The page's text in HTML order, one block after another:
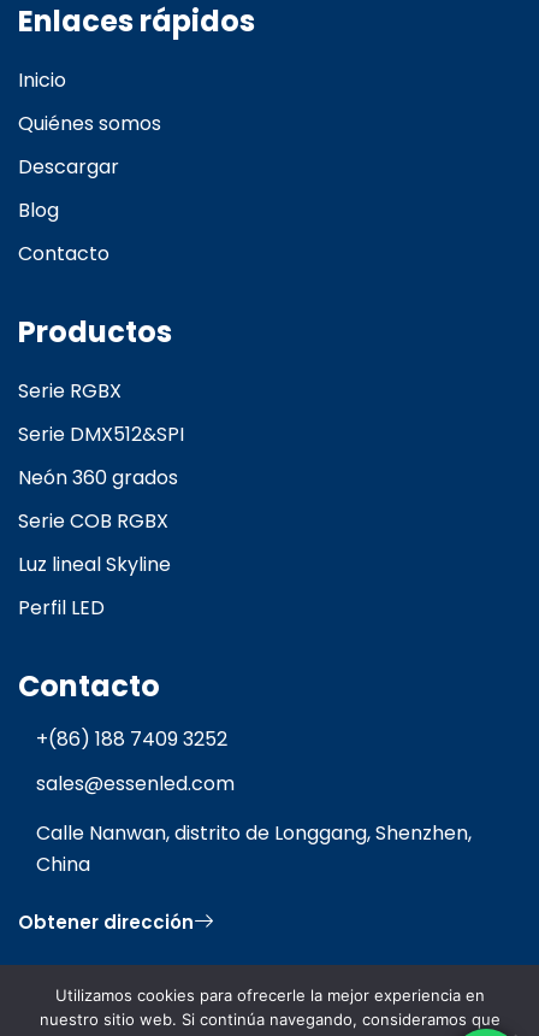
Enlaces rápidos
Inicio
Quiénes somos
Descargar
Blog
Contacto
Productos
Serie RGBX
Serie DMX512&SPI
Neón 360 grados
Serie COB RGBX
Luz lineal Skyline
Perfil LED
Contacto
+(86) 188 7409 3252
sales@essenled.com
Calle Nanwan, distrito de Longgang, Shenzhen,
China
Obtener dirección
Utilizamos cookies para ofrecerle la mejor experiencia en
nuestro sitio web. Si continúa navegando, consideramos que